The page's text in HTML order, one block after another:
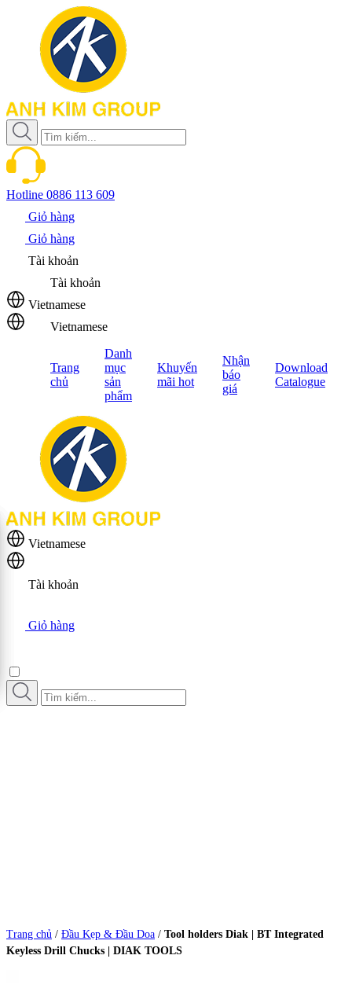
Hotline 0886 113 609
Giỏ hàng
Giỏ hàng
Tài khoản
Tài khoản
Vietnamese
Vietnamese
Trang
chủ
Danh
mục
sản
phẩm
Khuyến
mãi hot
Nhận
báo
giá
Download
Catalogue
Vietnamese
Tài khoản
Giỏ hàng
Trang chủ / Đầu Kẹp & Đầu Doa / Tool holders Diak | BT Integrated
Keyless Drill Chucks | DIAK TOOLS